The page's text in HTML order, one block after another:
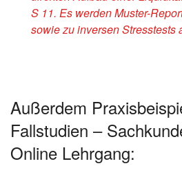
S 11. Es werden Muster-
sowie zu inversen Stresstests
Außerdem
Fallstudien –
Online Lehrgang: